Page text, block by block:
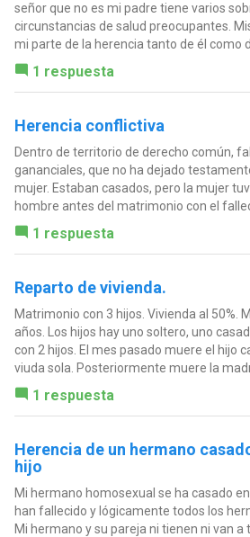
señor que no es mi padre tiene varios
circunstancias de salud preocupantes.
mi parte de la herencia tanto de él como
1 respuesta
Herencia conflictiva
Dentro de territorio de derecho común,
gananciales, que no ha dejado
mujer. Estaban casados, pero la mujer
hombre antes del matrimonio con el
1 respuesta
Reparto de vivienda.
Matrimonio con 3 hijos. Vivienda al 50%.
años. Los hijos hay uno soltero, uno
con 2 hijos. El mes pasado muere el hijo
viuda sola. Posteriormente muere la
1 respuesta
Herencia de un hermano
hijo
Mi hermano homosexual se ha casado
han fallecido y lógicamente todos los
Mi hermano y su pareja ni tienen ni van a